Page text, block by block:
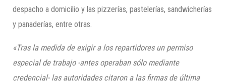
despacho a domicilio y las pizzerías, pastelerías, sandwicherías
y panaderías, entre otras.
«Tras la medida de exigir a los repartidores un permiso
especial de trabajo -antes operaban sólo mediante
credencial- las autoridades citaron a las firmas de última